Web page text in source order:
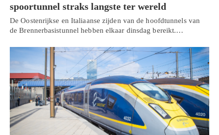
spoortunnel straks langste ter wereld
De Oostenrijkse en Italiaanse zijden van de hoofdtunnels van
de Brennerbasistunnel hebben elkaar dinsdag bereikt.…